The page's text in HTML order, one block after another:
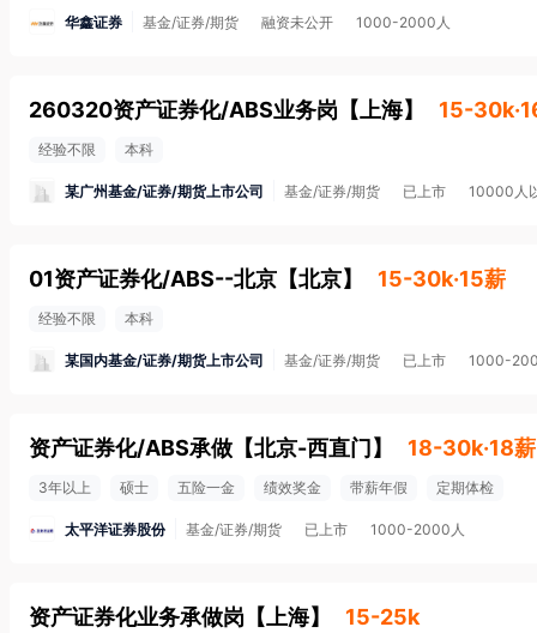
华鑫证券 基金/证券/期货 融资未公开 1000-2000人
260320资产证券化/ABS业务岗 【 上海】 15-
经验不限 本科
某广州基金/证券/期货上市公司 基金/证券/期货 已上市 10000人
01资产证券化/ABS--北京 【北京】 15-30k·15薪
经验不限 本科
某国内基金/证券/期货上市公司 基金/证券/期货 已上市 1000-
资产证券化/ABS承做 【北京-西直门 】 18-30k·18薪
3年以上 硕士 五险一金 绩效奖金 带薪年假 定期体检
太平洋证券股份 基金/证券/期货 已上市 1000-2000人
资产证券化业务承做岗 【 上海】 15-25k